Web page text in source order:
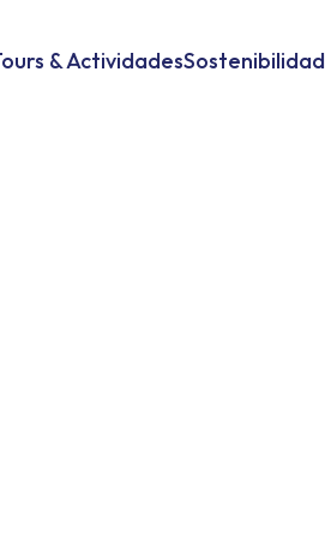
& ActividadesSostenibilidad